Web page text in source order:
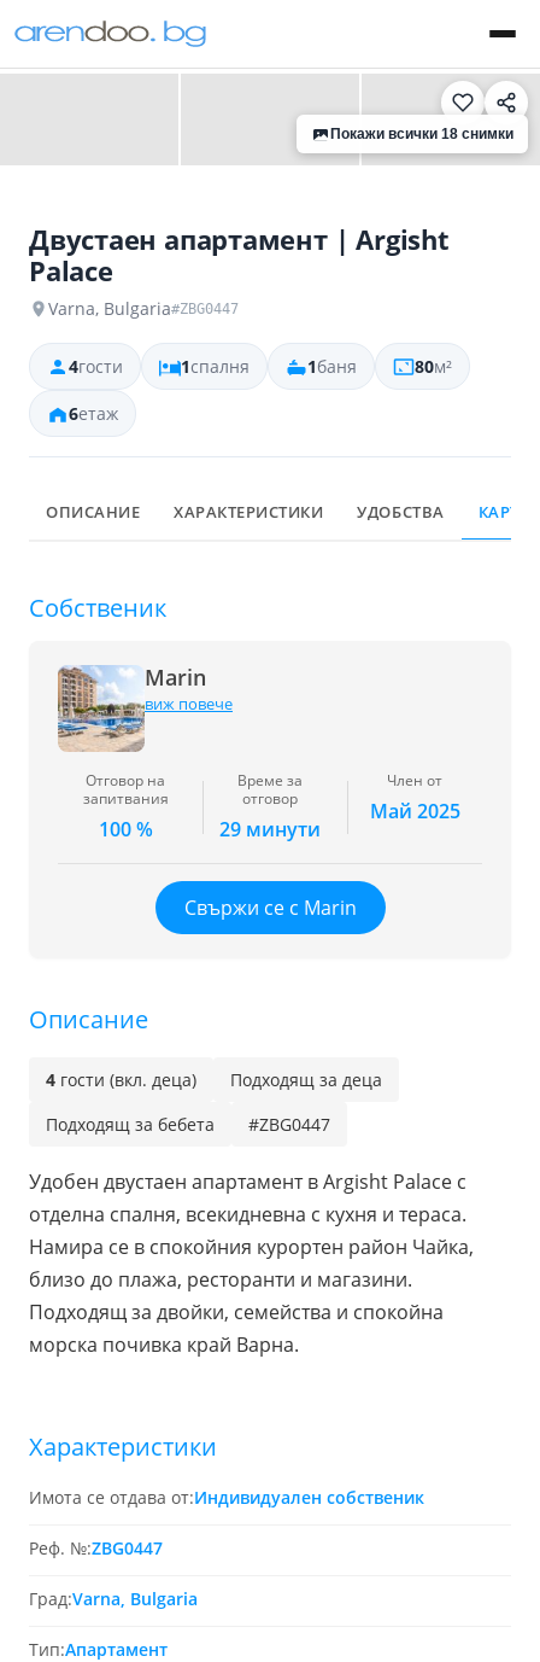
‹ ›
Покажи всички 18 снимки
Двустаен апартамент | Argisht
Palace
Varna, Bulgaria#ZBG0447
4гости 1спалня 1баня 80м²
6етаж
ОПИСАНИЕ ХАРАКТЕРИСТИКИ УДОБСТВА КАРТА
Собственик
Marin
виж повече
Отговор на
запитвания
100 %
Време за
отговор
29 минути
Член от
Май 2025
Свържи се с Marin
Описание
4 гости (вкл. деца)
Подходящ за деца
Подходящ за бебета
#ZBG0447
Удобен двустаен апартамент в Argisht Palace с
отделна спалня, всекидневна с кухня и тераса.
Намира се в спокойния курортен район Чайка,
близо до плажа, ресторанти и магазини.
Подходящ за двойки, семейства и спокойна
морска почивка край Варна.
Характеристики
Имота се отдава от:Индивидуален собственик
Реф. №:ZBG0447
Град:Varna, Bulgaria
Тип:Апартамент